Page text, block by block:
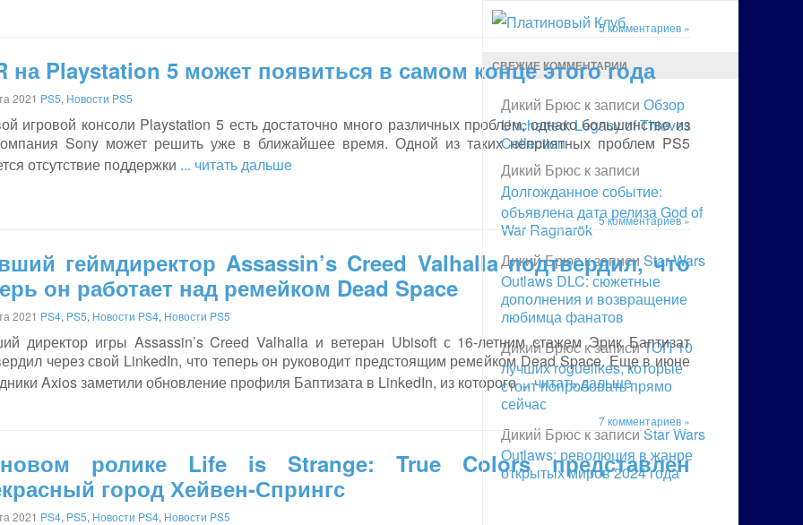
5 комментариев »
на Playstation 5 может появиться в самом конце этого года
2021 PS5, Новости PS5
игровой консоли Playstation 5 есть достаточно много различных проблем, однако большинство из
Sony может решить уже в ближайшее время. Одной из таких неприятных проблем PS5
отсутствие поддержки ... читать дальше
5 комментариев »
геймдиректор Assassin’s Creed Valhalla подтвердил, что
он работает над ремейком Dead Space
2021 PS4, PS5, Новости PS4, Новости PS5
директор игры Assassin’s Creed Valhalla и ветеран Ubisoft с 16-летним стажем Эрик Баптизат
через свой LinkedIn, что теперь он руководит предстоящим ремейком Dead Space. Еще в июне
Axios заметили обновление профиля Баптизата в LinkedIn, из которого... читать дальше
7 комментариев »
ролике Life is Strange: True Colors представлен
город Хейвен-Спрингс
2021 PS4, PS5, Новости PS4, Новости PS5
СВЕЖИЕ КОММЕНТАРИИ
Дикий Брюс к записи Обзор
Uncharted: Legacy of Thieves
Collection
Дикий Брюс к записи
Долгожданное событие:
объявлена дата релиза God of
War Ragnarök
Дикий Брюск записи Star Wars
Outlaws DLC: сюжетные
дополнения и возвращение
любимца фанатов
Дикий Брюс к записиТОП 10
лучших roguelikes, которые
стоит попробовать прямо
сейчас
Дикий Брюс к записи Star Wars
Outlaws: революция в жанре
открытых миров 2024 года